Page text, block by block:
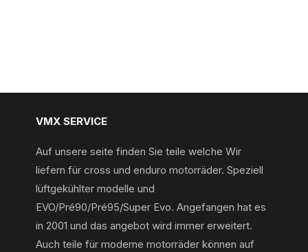
VMX SERVICE
Auf unsere seite finden Sie teile welche Wir
liefern für cross und enduro motorräder. Speziell
lüftgekühlter modelle und
EVO/Pré90/Pré95/Super Evo. Angefangen hat es
in 2001 und das angebot wird immer erweitert.
Auch teile für moderne motorräder können auf